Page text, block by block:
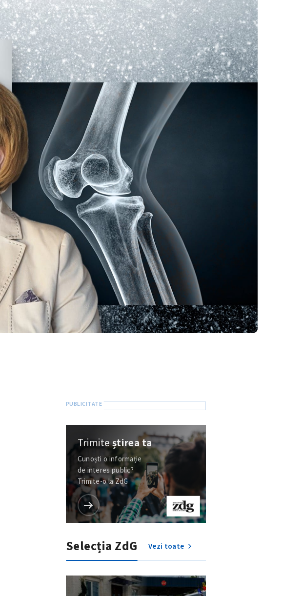
Trimiteștirea ta
Cunoști o informație
de interes public?
Trimite-o la ZdG
Selecția ZdG Vezi toate